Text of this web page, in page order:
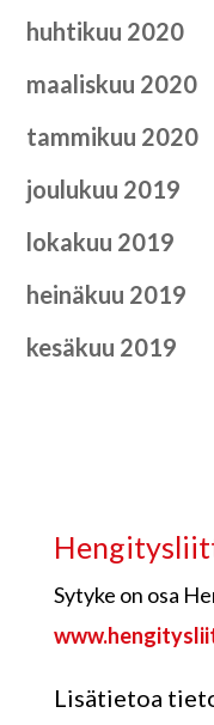
huhtikuu 2020
maaliskuu 2020
tammikuu 2020
joulukuu 2019
lokakuu 2019
heinäkuu 2019
kesäkuu 2019
Sytyke on osa
Lisätietoa